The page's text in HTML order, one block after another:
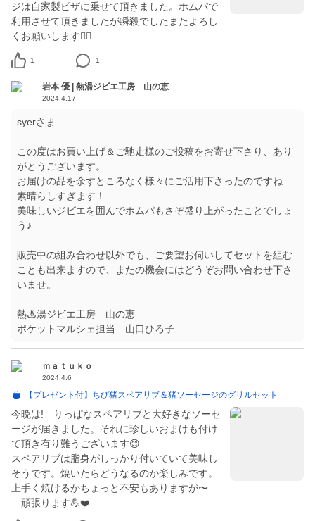
ジは自家製ピザに乗せて頂きました。ホムパで
利用させて頂きましたが瞬殺でしたまたよろし
くお願いします🙇‍♂️
1 1
岩本 優 | 熱湯ジビエ工房 山の恵
2024.4.17
syerさま
この度はお買い上げ＆ご馳走様のご投稿をお寄せ下さり、あり
がとうございます。
お届けの品を余すところなく様々にご活用下さったのですね…
素晴らしすぎます！
美味しいジビエを囲んでホムパもさぞ盛り上がったことでしょ
う♪
販売中の組み合わせ以外でも、ご要望お伺いしてセットを組む
ことも出来ますので、またの機会にはどうぞお問い合わせ下さ
いませ。
熱♨湯ジビエ工房 山の恵
ポケットマルシェ担当 山口ひろ子
ｍａｔｕｋｏ
2024.4.6
【プレゼント付】ちび猪スペアリブ＆猪ソーセージのグリルセット
今晩は! りっぱなスペアリブと大好きなソーセ
ージが届きました。それに珍しいおまけも付け
て頂き有り難うございます😊
スペアリブは脂身がしっかり付いていて美味し
そうです。焼いたらどうなるのか楽しみです。
上手く焼けるかちょっと不安もありますが〜